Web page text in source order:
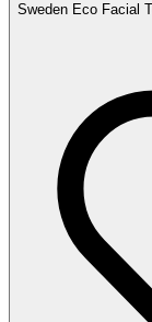
Sweden Eco Facial